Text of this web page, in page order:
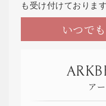
も受け付けております
いつで
ア